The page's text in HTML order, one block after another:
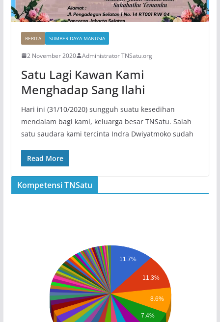
BERITA SUMBER DAYA MANUSIA
2 November 2020 Administrator TNSatu.org
Satu Lagi Kawan Kami
Menghadap Sang Ilahi
Hari ini (31/10/2020) sungguh suatu kesedihan
mendalam bagi kami, keluarga besar TNSatu. Salah
satu saudara kami tercinta Indra Dwiyatmoko sudah
Read More
Kompetensi TNSatu
11.7%
11.3%
8.6%
7.4%